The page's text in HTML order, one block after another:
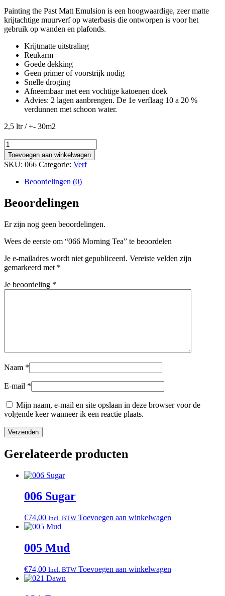
Painting the Past Matt Emulsion is een hoogwaardige, zeer matte
krijtachtige muurverf op waterbasis die ontworpen is voor het
gebruik op wanden en plafonds.
Krijtmatte uitstraling
Reukarm
Goede dekking
Geen primer of voorstrijk nodig
Snelle droging
Afneembaar met een vochtige katoenen doek
Advies: 2 lagen aanbrengen. De 1e verflaag 10 a 20 %
verdunnen met schoon water.
2,5 ltr / +- 30m2
066
Morning
Tea
aantal
Toevoegen aan winkelwagen
SKU: 066 Categorie: Verf
Beoordelingen (0)
Beoordelingen
Er zijn nog geen beoordelingen.
Wees de eerste om “066 Morning Tea” te beoordelen
Je e-mailadres wordt niet gepubliceerd. Vereiste velden zijn
gemarkeerd met *
Je beoordeling *
Naam *
E-mail *
Mijn naam, e-mail en site opslaan in deze browser voor de
volgende keer wanneer ik een reactie plaats.
Gerelateerde producten
006 Sugar
€74,00 Incl. BTW Toevoegen aan winkelwagen
005 Mud
€74,00 Incl. BTW Toevoegen aan winkelwagen